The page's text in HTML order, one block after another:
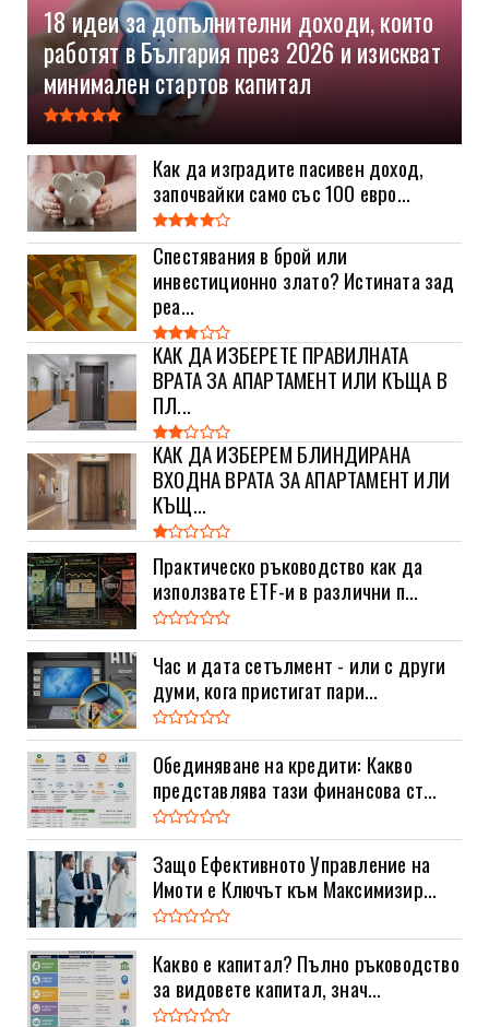
18 идеи за допълнителни доходи, които
работят в България през 2026 и изискват
минимален стартов капитал
Как да изградите пасивен доход,
започвайки само със 100 евро...
Спестявания в брой или
инвестиционно злато? Истината зад
реа...
КАК ДА ИЗБЕРЕТЕ ПРАВИЛНАТА
ВРАТА ЗА АПАРТАМЕНТ ИЛИ КЪЩА В
ПЛ...
КАК ДА ИЗБЕРЕМ БЛИНДИРАНА
ВХОДНА ВРАТА ЗА АПАРТАМЕНТ ИЛИ
КЪЩ...
Практическо ръководство как да
използвате ETF-и в различни п...
Час и дата сетълмент - или с други
думи, кога пристигат пари...
Обединяване на кредити: Какво
представлява тази финансова ст...
Защо Ефективното Управление на
Имоти е Ключът към Максимизир...
Какво е капитал? Пълно ръководство
за видовете капитал, знач...